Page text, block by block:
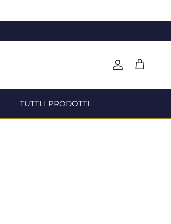
AccountCarrello
TUTTI I PRODOTTI